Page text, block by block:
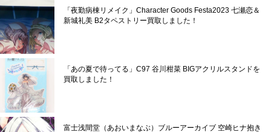
「夜勤病棟リメイク」Character Goods Festa2023 七瀬恋＆
新城礼美 B2タペストリー買取しました！
「あの夏で待ってる」C97 谷川柑菜 BIGアクリルスタンドを
買取しました！
富士浅間堂（あおいまなぶ）ブルーアーカイブ 空崎ヒナ抱き